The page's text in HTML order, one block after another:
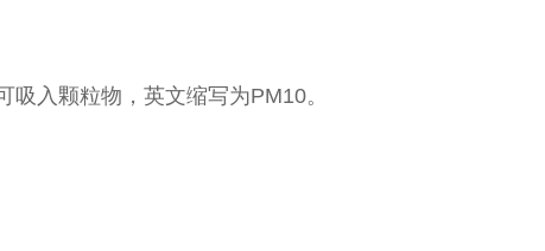
入颗粒物，英文缩写为PM10。